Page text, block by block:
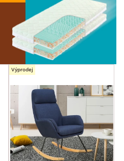
Výprodej